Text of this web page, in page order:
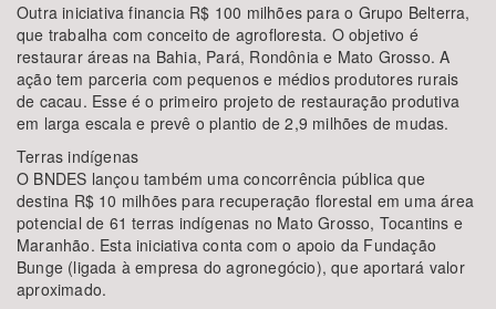
Outra iniciativa financia R$ 100 milhões para o Grupo Belterra,
que trabalha com conceito de agrofloresta. O objetivo é
restaurar áreas na Bahia, Pará, Rondônia e Mato Grosso. A
ação tem parceria com pequenos e médios produtores rurais
de cacau. Esse é o primeiro projeto de restauração produtiva
em larga escala e prevê o plantio de 2,9 milhões de mudas.
Terras indígenas
O BNDES lançou também uma concorrência pública que
destina R$ 10 milhões para recuperação florestal em uma área
potencial de 61 terras indígenas no Mato Grosso, Tocantins e
Maranhão. Esta iniciativa conta com o apoio da Fundação
Bunge (ligada à empresa do agronegócio), que aportará valor
aproximado.